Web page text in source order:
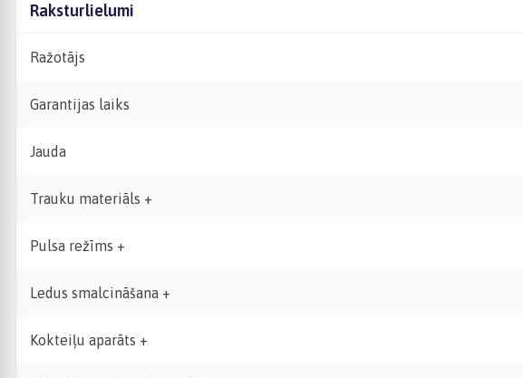
Raksturlielumi
Ražotājs
Garantijas laiks
Jauda
Trauku materiāls +
Pulsa režīms +
Ledus smalcināšana +
Kokteiļu aparāts +